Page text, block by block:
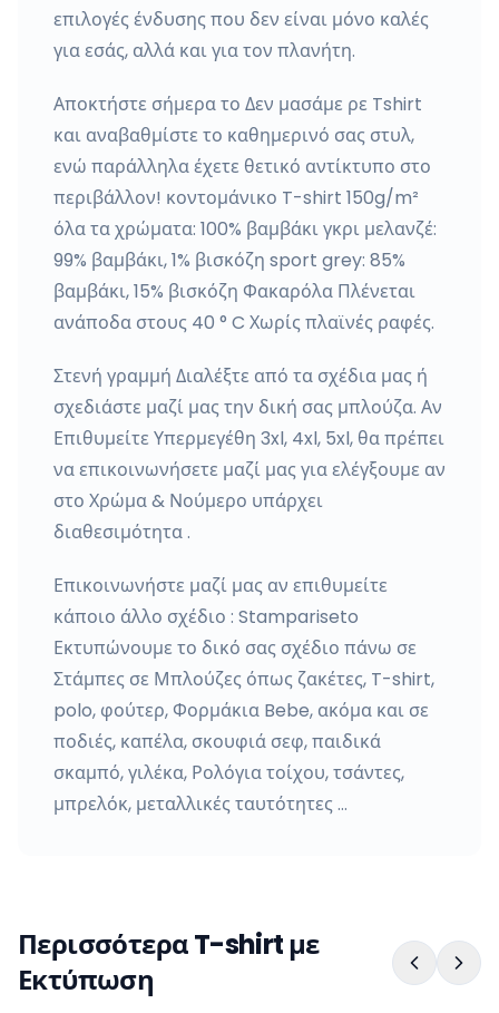
επιλογές ένδυσης που δεν είναι μόνο καλές
για εσάς, αλλά και για τον πλανήτη.
Αποκτήστε σήμερα το Δεν μασάμε ρε Tshirt
και αναβαθμίστε το καθημερινό σας στυλ,
ενώ παράλληλα έχετε θετικό αντίκτυπο στο
περιβάλλον! κοντομάνικο T-shirt 150g/m²
όλα τα χρώματα: 100% βαμβάκι γκρι μελανζέ:
99% βαμβάκι, 1% βισκόζη sport grey: 85%
βαμβάκι, 15% βισκόζη Φακαρόλα Πλένεται
ανάποδα στους 40 ° C Χωρίς πλαϊνές ραφές.
Στενή γραμμή Διαλέξτε από τα σχέδια μας ή
σχεδιάστε μαζί μας την δική σας μπλούζα. Αν
Επιθυμείτε Υπερμεγέθη 3xl, 4xl, 5xl, θα πρέπει
να επικοινωνήσετε μαζί μας για ελέγξουμε αν
στο Χρώμα & Νούμερο υπάρχει
διαθεσιμότητα .
Επικοινωνήστε μαζί μας αν επιθυμείτε
κάποιο άλλο σχέδιο : Stampariseto
Εκτυπώνουμε το δικό σας σχέδιο πάνω σε
Στάμπες σε Μπλούζες όπως ζακέτες, T-shirt,
polo, φούτερ, Φορμάκια Bebe, ακόμα και σε
ποδιές, καπέλα, σκουφιά σεφ, παιδικά
σκαμπό, γιλέκα, Ρολόγια τοίχου, τσάντες,
μπρελόκ, μεταλλικές ταυτότητες …
Περισσότερα T-shirt με
Εκτύπωση